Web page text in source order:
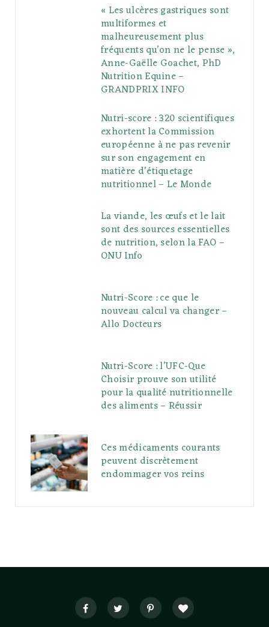
« Les ulcères gastriques sont
multiformes et
malheureusement plus
fréquents qu’on ne le pense »,
Anne-Gaëlle Goachet, PhD
Nutrition Equine –
GRANDPRIX INFO
Nutri-score : 320 scientifiques
exhortent la Commission
européenne à ne pas revenir
sur son engagement en
matière d’étiquetage
nutritionnel – Le Monde
La viande, les œufs et le lait
sont des sources essentielles
de nutrition, selon la FAO –
ONU Info
Nutri-Score : ce que le
nouveau calcul va changer –
Allo Docteurs
Nutri-Score : l’UFC-Que
Choisir prouve son utilité
pour la qualité nutritionnelle
des aliments – Réussir
Ces médicaments courants
peuvent discrètement
endommager vos reins